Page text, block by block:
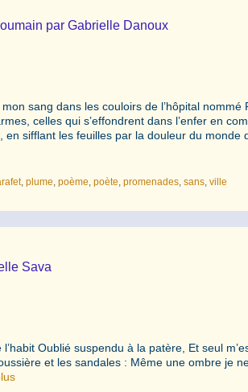
par Gabrielle Danoux
sang dans les couloirs de l’hôpital
celles qui s’effondrent dans l’enfer en
en sifflant les feuilles par la douleur du monde
,plume,poème,poète,promenades,sans,ville
Sava
Oublié suspendu à la patère, Et seul
et les sandales : Même une ombre je